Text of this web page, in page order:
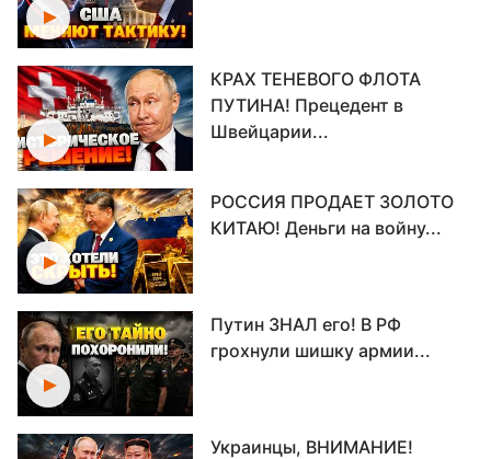
КРАХ ТЕНЕВОГО ФЛОТА
ПУТИНА! Прецедент в
Швейцарии...
РОССИЯ ПРОДАЕТ ЗОЛОТО
КИТАЮ! Деньги на войну...
Путин ЗНАЛ его! В РФ
грохнули шишку армии...
Украинцы, ВНИМАНИЕ!